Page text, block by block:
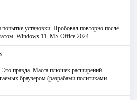
установки. Пробовал повторно после
Windows 11. MS Offiсe 2024.
правда. Масса плюшек расширений-
браузером (разрабами политиками